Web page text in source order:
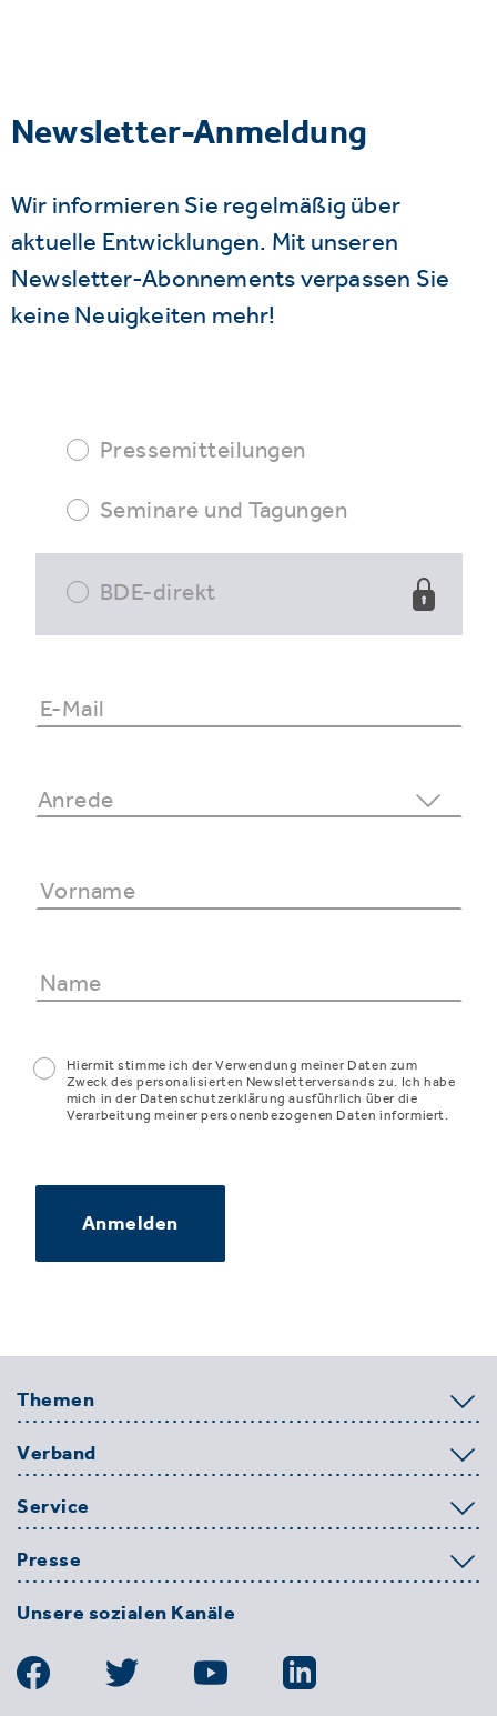
Newsletter-Anmeldung
Wir informieren Sie regelmäßig über
aktuelle Entwicklungen. Mit unseren
Newsletter-Abonnements verpassen Sie
keine Neuigkeiten mehr!
Pressemitteilungen
Seminare und Tagungen
BDE-direkt
Hiermit stimme ich der Verwendung meiner Daten zum
Zweck des personalisierten Newsletterversands zu. Ich habe
mich in der Datenschutzerklärung ausführlich über die
Verarbeitung meiner personenbezogenen Daten informiert.
Anmelden
Themen
Verband
Service
Presse
Unsere sozialen Kanäle